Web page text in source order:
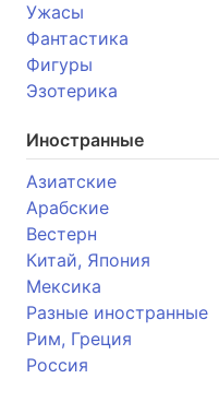
Ужасы
Фантастика
Фигуры
Эзотерика
Иностранные
Азиатские
Арабские
Вестерн
Китай, Япония
Мексика
Разные иностранные
Рим, Греция
Россия